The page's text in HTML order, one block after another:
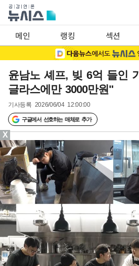
메인 랭킹 섹션
윤남노 셰프, 빚 6억 들인
글라스에만 3000만원"
기사등록 2026/06/04 12:00:00
구글에서 선호하는 매체로 추가
X